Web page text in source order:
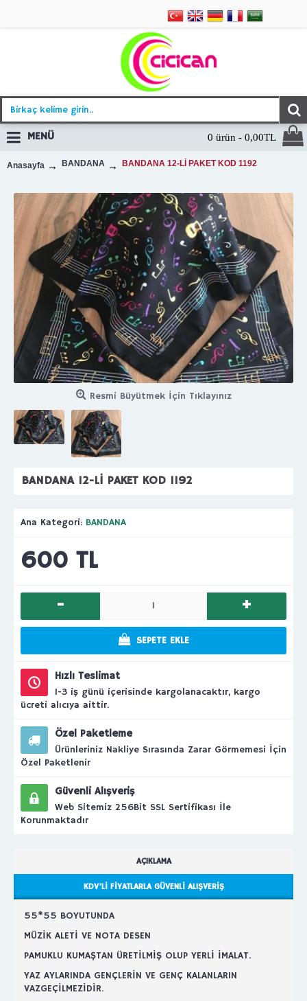
0 ürün - 0,00TL
MENÜ
Anasayfa BANDANA BANDANA 12-Lİ PAKET KOD 1192
Resmi Büyütmek İçin Tıklayınız
BANDANA 12-Lİ PAKET KOD 1192
Ana Kategori: BANDANA
600 TL
- +
SEPETE EKLE
Hızlı Teslimat
1-3 iş günü içerisinde kargolanacaktır, kargo
ücreti alıcıya aittir.
Özel Paketleme
Ürünleriniz Nakliye Sırasında Zarar Görmemesi İçin
Özel Paketlenir
Güvenli Alışveriş
Web Sitemiz 256Bit SSL Sertifikası İle
Korunmaktadır
AÇIKLAMA
KDV’LI FIYATLARLA GÜVENLI ALIŞVERIŞ
55*55 BOYUTUNDA
MÜZİK ALETİ VE NOTA DESEN
PAMUKLU KUMAŞTAN ÜRETİLMİŞ OLUP YERLİ İMALAT.
YAZ AYLARINDA GENÇLERİN VE GENÇ KALANLARIN
VAZGEÇİLMEZİDİR.